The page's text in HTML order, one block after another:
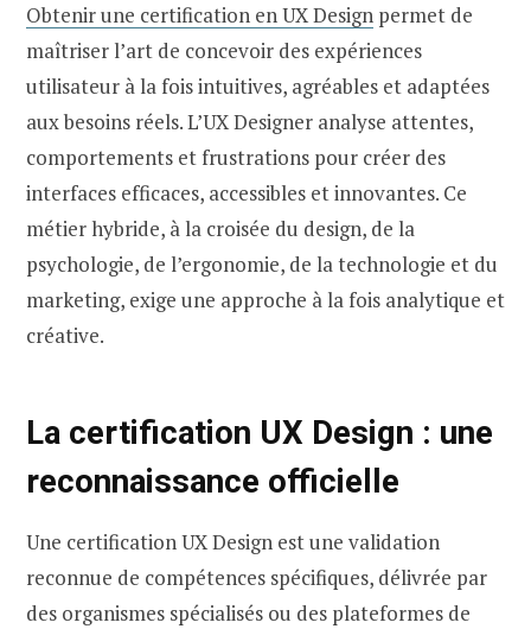
Obtenir une certification en UX Design permet de
maîtriser l’art de concevoir des expériences
utilisateur à la fois intuitives, agréables et adaptées
aux besoins réels. L’UX Designer analyse attentes,
comportements et frustrations pour créer des
interfaces efficaces, accessibles et innovantes. Ce
métier hybride, à la croisée du design, de la
psychologie, de l’ergonomie, de la technologie et du
marketing, exige une approche à la fois analytique et
créative.
La certification UX Design : une
reconnaissance officielle
Une certification UX Design est une validation
reconnue de compétences spécifiques, délivrée par
des organismes spécialisés ou des plateformes de